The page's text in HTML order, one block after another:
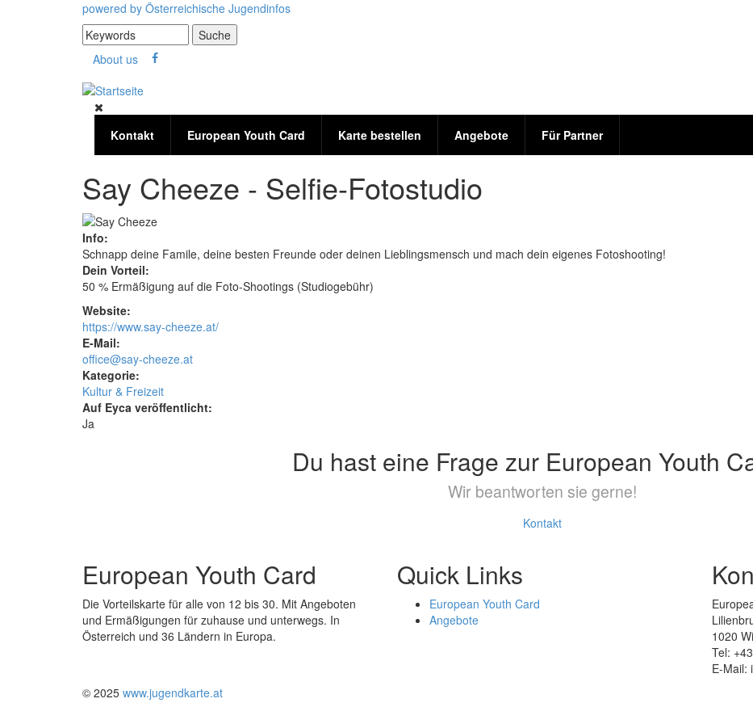
Direkt zum Inhaltpowered by Österreichische Jugendinfos
Suchformular
Suche
About us
Kontakt European Youth Card Karte bestellen Angebote Für Partner
Say Cheeze - Selfie-Fotostudio
Info:
Schnapp deine Famile, deine besten Freunde oder deinen Lieblingsmensch und mach dein eigenes Fotoshooting!
Dein Vorteil:
50 % Ermäßigung auf die Foto-Shootings (Studiogebühr)
Website:
https://www.say-cheeze.at/
E-Mail:
office@say-cheeze.at
Kategorie:
Kultur & Freizeit
Auf Eyca veröffentlicht:
Ja
Du hast eine Frage zur European Youth
Wir beantworten sie gerne!
Kontakt
European Youth Card
Die Vorteilskarte für alle von 12 bis 30. Mit Angeboten
und Ermäßigungen für zuhause und unterwegs. In
Österreich und 36 Ländern in Europa.
Quick Links
European Youth Card
Angebote
1020
Tel:
E-Mail:
© 2025 www.jugendkarte.at